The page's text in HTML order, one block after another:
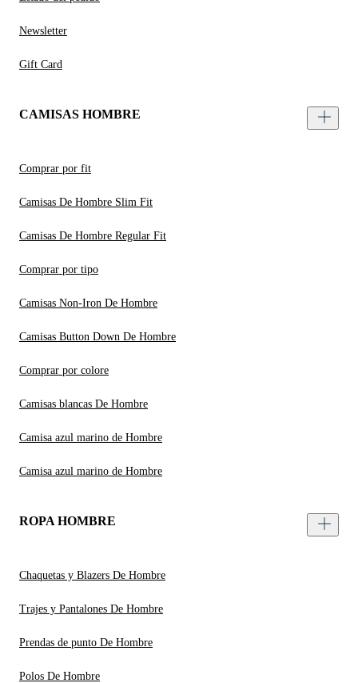
Newsletter
Gift Card
CAMISAS HOMBRE
Comprar por fit
Camisas De Hombre Slim Fit
Camisas De Hombre Regular Fit
Comprar por tipo
Camisas Non-Iron De Hombre
Camisas Button Down De Hombre
Comprar por colore
Camisas blancas De Hombre
Camisa azul marino de Hombre
Camisa azul marino de Hombre
ROPA HOMBRE
Chaquetas y Blazers De Hombre
Trajes y Pantalones De Hombre
Prendas de punto De Hombre
Polos De Hombre